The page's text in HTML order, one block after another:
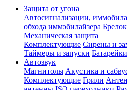
Защита от угона
Автосигнализации,
обхода иммобилайзера
Механическая защита
Комплектующие Сирены и
Таймеры и запуски Батарейки
Автозвук
Магнитолы Акустика и
Комплектующие Грили